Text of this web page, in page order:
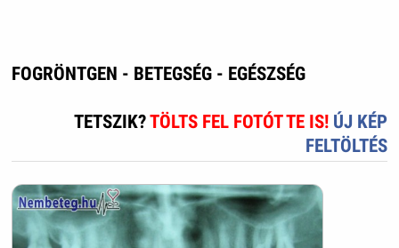
FOGRÖNTGEN - BETEGSÉG - EGÉSZSÉG
TETSZIK?TÖLTS FEL FOTÓT TE IS! ÚJ KÉP
FELTÖLTÉS